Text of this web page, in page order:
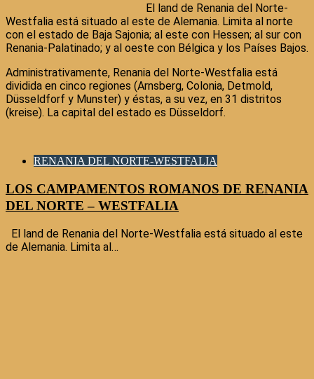
El land de Renania del Norte-
Westfalia está situado al este de Alemania. Limita al norte
con el estado de Baja Sajonia; al este con Hessen; al sur con
Renania-Palatinado; y al oeste con Bélgica y los Países Bajos.
Administrativamente, Renania del Norte-Westfalia está
dividida en cinco regiones (Arnsberg, Colonia, Detmold,
Düsseldforf y Munster) y éstas, a su vez, en 31 distritos
(kreise). La capital del estado es Düsseldorf.
RENANIA DEL NORTE-WESTFALIA
LOS CAMPAMENTOS ROMANOS DE RENANIA
DEL NORTE – WESTFALIA
El land de Renania del Norte-Westfalia está situado al este
de Alemania. Limita al…